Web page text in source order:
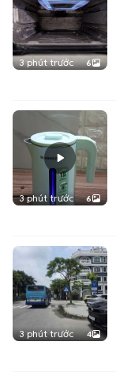
3 phút trước 6
3 phút trước 6
3 phút trước 4